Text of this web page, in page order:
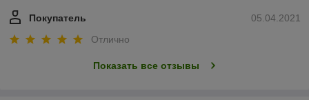
05.04.2021
Покупатель
Отлично
Показать все отзывы